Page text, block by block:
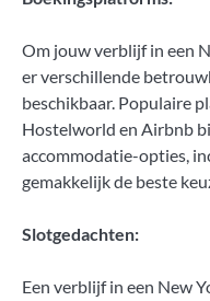
Om jouw verblijf in een
er verschillende
beschikbaar. Populaire
Hostelworld en Airbnb
accommodatie-opties,
gemakkelijk de beste
Slotgedachten:
Een verblijf in een New